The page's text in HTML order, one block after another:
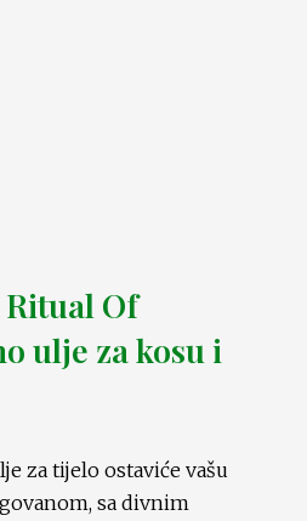
Ritual Of
ulje za kosu i
za tijelo ostaviće vašu
sa divnim